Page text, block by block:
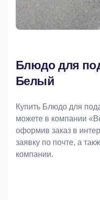
Блюдо для
Белый
Купить Блюдо для
можете в компании
оформив заказ в
заявку по почте, а
компании.